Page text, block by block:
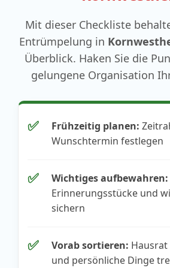
Mit dieser Checkliste
Entrümpelung in
Überblick. Haken Sie die
gelungene Organisation
✅ Frühzeitig planen:
Wunschtermin festlegen
✅ Wichtiges aufbewahren:
Erinnerungsstücke und
sichern
✅ Vorab sortieren:
und persönliche Dinge